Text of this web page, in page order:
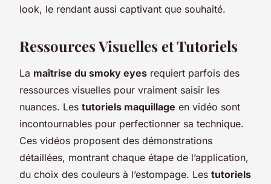
look, le rendant aussi captivant que souhaité.
Ressources Visuelles et Tutoriels
La maîtrise du smoky eyes requiert parfois des
ressources visuelles pour vraiment saisir les
nuances. Les tutoriels maquillage en vidéo sont
incontournables pour perfectionner sa technique.
Ces vidéos proposent des démonstrations
détaillées, montrant chaque étape de l’application,
du choix des couleurs à l’estompage. Les tutoriels